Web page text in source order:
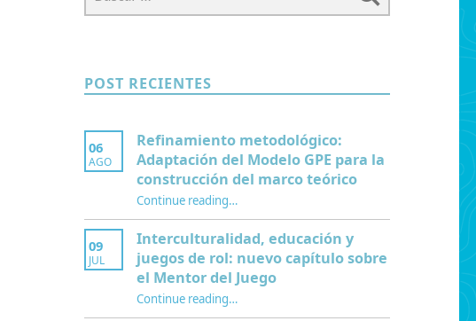
POST RECIENTES
06
AGO
Refinamiento metodológico:
Adaptación del Modelo GPE para la
construcción del marco teórico
Continue reading“Refinamiento metodológico: Adaptación del Modelo GPE para la construcción del marco teórico”
…
09
JUL
Interculturalidad, educación y
juegos de rol: nuevo capítulo sobre
el Mentor del Juego
Continue reading“Interculturalidad, educación y juegos de rol: nuevo capítulo sobre el Mentor del Juego”
…